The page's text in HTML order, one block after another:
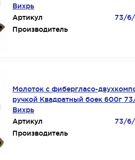
Вихрь
Артикул
73/
Производитель
Молоток с фибергласо-
ручкой Квадратный боек 600г
Вихрь
Артикул
73/
Производитель